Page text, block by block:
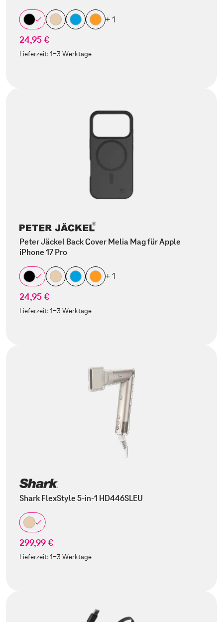
+ 1
24,95 €
Lieferzeit:1-3 Werktage
Peter Jäckel Back Cover Melia Mag für Apple
iPhone 17 Pro
+ 1
24,95 €
Lieferzeit:1-3 Werktage
Shark FlexStyle 5-in-1 HD446SLEU
299,99 €
Lieferzeit:1-3 Werktage